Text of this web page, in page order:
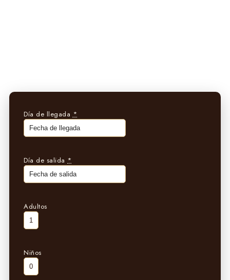
Día de llegada*
Día de salida *
Adultos
Niños